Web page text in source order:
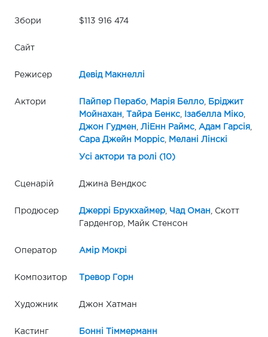
Збори $113 916 474
Сайт
Режисер Девід Макнеллі
Актори Пайпер Перабо, Марія Белло,
Бріджит
Мойнахан
Тайра Бенкс, Ізабелла Міко,
Джон Гудмен
ЛіЕнн Раймс, Адам Гарсія,
Сара Джейн Морріс, Мелані Лінскі
Усі актори та ролі (10)
Сценарій Джина Вендкос
Продюсер Джеррі Брукхаймер, Чад Оман , Скотт
Гарденгор, Майк Стенсон
Оператор Амір Мокрі
Композитор Тревор Горн
Художник Джон Хатман
Кастинг Бонні Тіммерманн